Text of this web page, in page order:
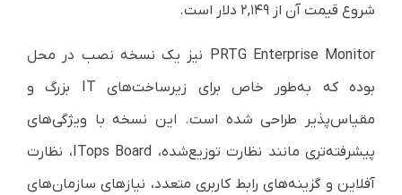
شروع قیمت آن از ۲,۱۴۹ دلار است.
PRTG Enterprise Monitor نیز یک نسخه نصب در محل
بوده که به‌طور خاص برای زیرساخت‌های IT بزرگ و
مقیاس‌پذیر طراحی شده است. این نسخه با ویژگی‌های
پیشرفته‌تری مانند نظارت توزیع‌شده، ITops Board، نظارت
آفلاین و گزینه‌های رابط کاربری متعدد، نیازهای سازمان‌های